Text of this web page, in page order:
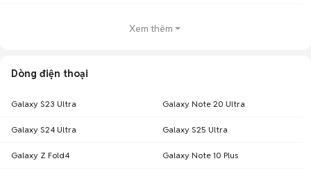
Xem thêm
Dòng điện thoại
Galaxy S23 Ultra Galaxy Note 20 Ultra
Galaxy S24 Ultra Galaxy S25 Ultra
Galaxy Z Fold4 Galaxy Note 10 Plus